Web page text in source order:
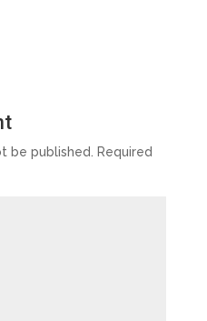
be published.
Required